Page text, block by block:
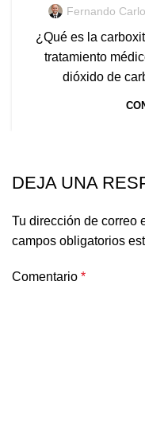
Fernando
¿Qué es la
tratamiento
dióxido de
DEJA UNA
Tu dirección de correo
campos obligatorios
Comentario *